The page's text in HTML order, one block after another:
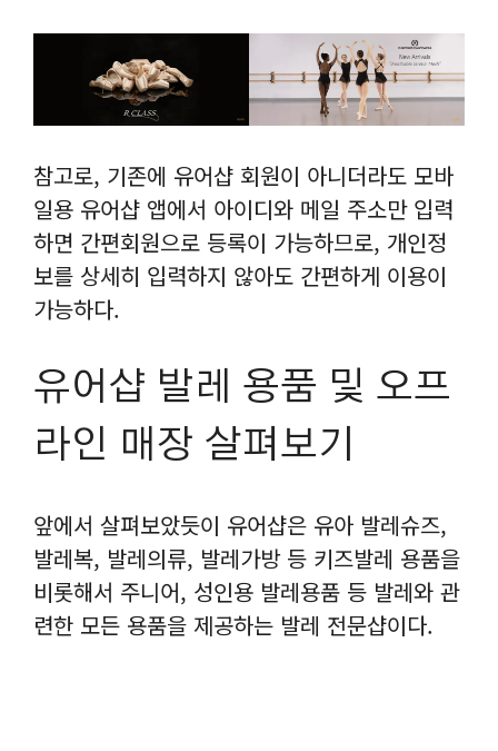
참고로, 기존에 유어샵 회원이 아니더라도 모바
일용 유어샵 앱에서 아이디와 메일 주소만 입력
하면 간편회원으로 등록이 가능하므로, 개인정
보를 상세히 입력하지 않아도 간편하게 이용이
가능하다.
유어샵 발레 용품 및 오프
라인 매장 살펴보기
앞에서 살펴보았듯이 유어샵은 유아 발레슈즈,
발레복, 발레의류, 발레가방 등 키즈발레 용품을
비롯해서 주니어, 성인용 발레용품 등 발레와 관
련한 모든 용품을 제공하는 발레 전문샵이다.